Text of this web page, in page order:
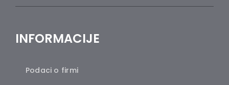
INFORMACIJE
Podaci o firmi